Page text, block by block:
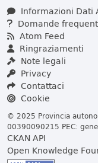
Informazioni Dati
Domande
Atom Feed
Ringraziamenti
Note legali
Privacy
Contattaci
Cookie
© 2025 Provincia
00390090215 PEC:
CKAN API
Open Knowledge